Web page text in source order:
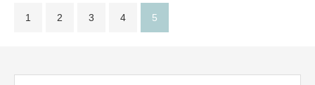
1 2 3 4 5